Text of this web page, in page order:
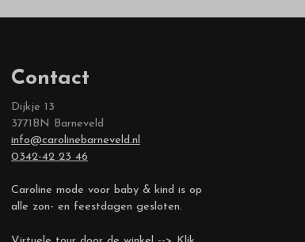
Contact
Dijkje 13
3771BN Barneveld
info@carolinebarneveld.nl
0342-42 23 46
Caroline mode voor baby & kind is op
alle zon- en feestdagen gesloten.